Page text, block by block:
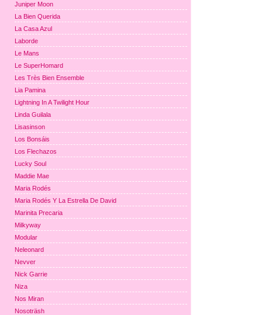
Juniper Moon
La Bien Querida
La Casa Azul
Laborde
Le Mans
Le SuperHomard
Les Très Bien Ensemble
Lia Pamina
Lightning In A Twilight Hour
Linda Guilala
Lisasinson
Los Bonsáis
Los Flechazos
Lucky Soul
Maddie Mae
Maria Rodés
Maria Rodés Y La Estrella De David
Marinita Precaria
Milkyway
Modular
Neleonard
Nevver
Nick Garrie
Niza
Nos Miran
Nosoträsh